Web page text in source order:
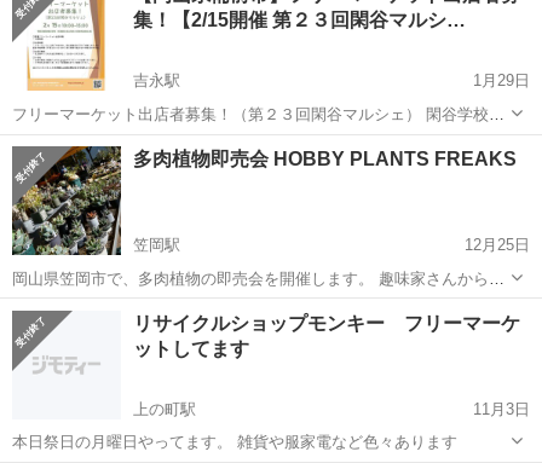
集！【2/15開催 第２３回閑谷マルシ…
吉永駅
1月29日
フリーマーケット出店者募集！（第２３回閑谷マルシェ） 閑谷学校よ
りお知らせです。 毎月第３日曜日に開催されている閑谷マルシェです
が、次回２月１５日に行われる第２３回閑谷マルシェにおいてフリー
マーケットスペースを設けて...
岡山 備前市 吉永駅 フリーマーケット
多肉植物即売会 HOBBY PLANTS FREAKS
笠岡駅
12月25日
岡山県笠岡市で、多肉植物の即売会を開催します。 趣味家さんから生
産者さんまで、およそ15店舗さんが集まります。 アガベが比較的多い
かと思いますが、その他にもユーフォルビアや塊根植物なども取扱う
店舗さん多いです。 その他にも、...
岡山 笠岡駅 フリーマーケット 即売会
リサイクルショップモンキー フリーマーケ
ットしてます
上の町駅
11月3日
本日祭日の月曜日やってます。 雑貨や服家電など色々あります